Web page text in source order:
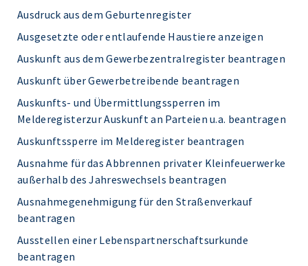
Ausdruck aus dem Geburtenregister
Ausgesetzte oder entlaufende Haustiere anzeigen
Auskunft aus dem Gewerbezentralregister beantragen
Auskunft über Gewerbetreibende beantragen
Auskunfts- und Übermittlungssperren im
Melderegisterzur Auskunft an Parteien u.a. beantragen
Auskunftssperre im Melderegister beantragen
Ausnahme für das Abbrennen privater Kleinfeuerwerke
außerhalb des Jahreswechsels beantragen
Ausnahmegenehmigung für den Straßenverkauf
beantragen
Ausstellen einer Lebenspartnerschaftsurkunde
beantragen